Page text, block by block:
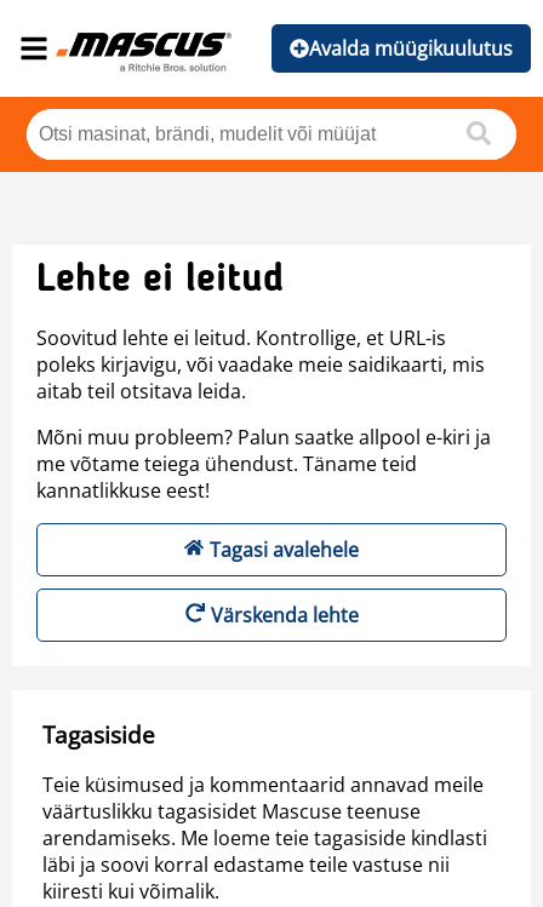
Avalda müügikuulutus
Lehte ei leitud
Soovitud lehte ei leitud. Kontrollige, et URL-is
poleks kirjavigu, või vaadake meie saidikaarti, mis
aitab teil otsitava leida.
Mõni muu probleem? Palun saatke allpool e-kiri ja
me võtame teiega ühendust. Täname teid
kannatlikkuse eest!
Tagasi avalehele
Värskenda lehte
Tagasiside
Teie küsimused ja kommentaarid annavad meile
väärtuslikku tagasisidet Mascuse teenuse
arendamiseks. Me loeme teie tagasiside kindlasti
läbi ja soovi korral edastame teile vastuse nii
kiiresti kui võimalik.